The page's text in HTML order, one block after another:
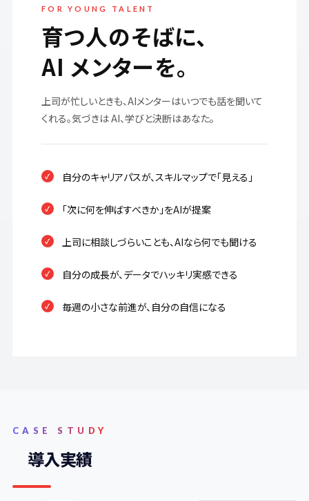
FOR YOUNG TALENT
育つ人のそばに、
AI メンターを。
上司が忙しいときも、AIメンターはいつでも話を聞いて
くれる。気づきは AI、学びと決断はあなた。
自分のキャリアパスが、スキルマップで「見える」
「次に何を伸ばすべきか」をAIが提案
上司に相談しづらいことも、AIなら何でも聞ける
自分の成長が、データでハッキリ実感できる
毎週の小さな前進が、自分の自信になる
CASE STUDY
導入実績